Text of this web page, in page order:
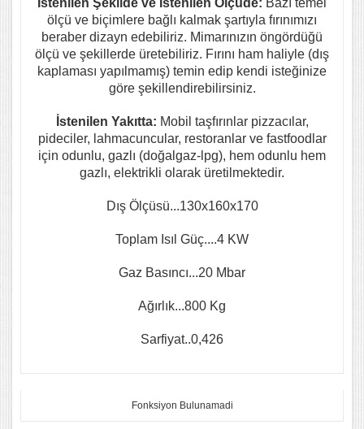
İstenilen Şekilde ve İstenilen Ölçüde: Bazı temel
ölçü ve biçimlere bağlı kalmak şartıyla fırınımızı
beraber dizayn edebiliriz. Mimarınızın öngördüğü
ölçü ve şekillerde üretebiliriz. Fırını ham haliyle (dış
kaplaması yapılmamış) temin edip kendi isteğinize
göre şekillendirebilirsiniz.
İstenilen Yakıtta: Mobil taşfırınlar pizzacılar,
pideciler, lahmacuncular, restoranlar ve fastfoodlar
için odunlu, gazlı (doğalgaz-lpg), hem odunlu hem
gazlı, elektrikli olarak üretilmektedir.
Dış Ölçüsü...130x160x170
Toplam Isıl Güç....4 KW
Gaz Basıncı...20 Mbar
Ağırlık...800 Kg
Sarfiyat..0,426
Fonksiyon Bulunamadi